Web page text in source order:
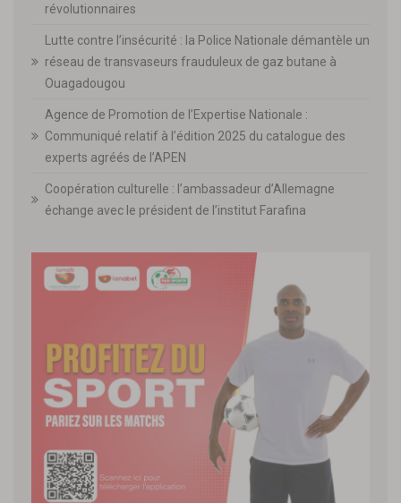
révolutionnaires
Lutte contre l’insécurité : la Police Nationale démantèle un
réseau de transvaseurs frauduleux de gaz butane à
Ouagadougou
Agence de Promotion de l’Expertise Nationale :
Communiqué relatif à l’édition 2025 du catalogue des
experts agréés de l’APEN
Coopération culturelle : l’ambassadeur d’Allemagne
échange avec le président de l’institut Farafina